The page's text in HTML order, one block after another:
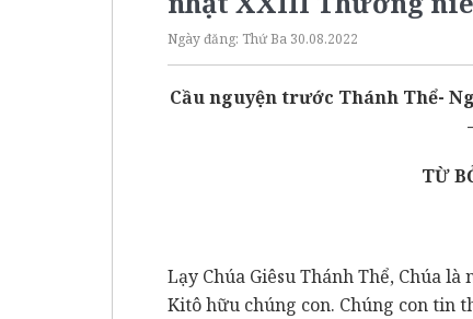
Ngày đăng: Thứ Ba 30.08.2022
Cầu nguyện trước Thánh Thể-
TỪ
Lạy Chúa Giêsu Thánh Thể, Chúa
Kitô hữu chúng con. Chúng con tin